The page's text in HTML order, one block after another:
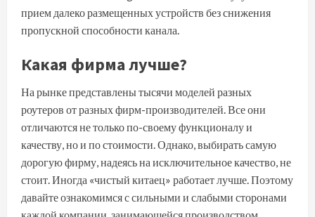
прием далеко размещенных устройств без снижения
пропускной способности канала.
Какая фирма лучше?
На рынке представлены тысячи моделей разных
роутеров от разных фирм-производителей. Все они
отличаются не только по-своему функционалу и
качеству, но и по стоимости. Однако, выбирать самую
дорогую фирму, надеясь на исключительное качество, не
стоит. Иногда «чистый китаец» работает лучше. Поэтому
давайте ознакомимся с сильными и слабыми сторонами